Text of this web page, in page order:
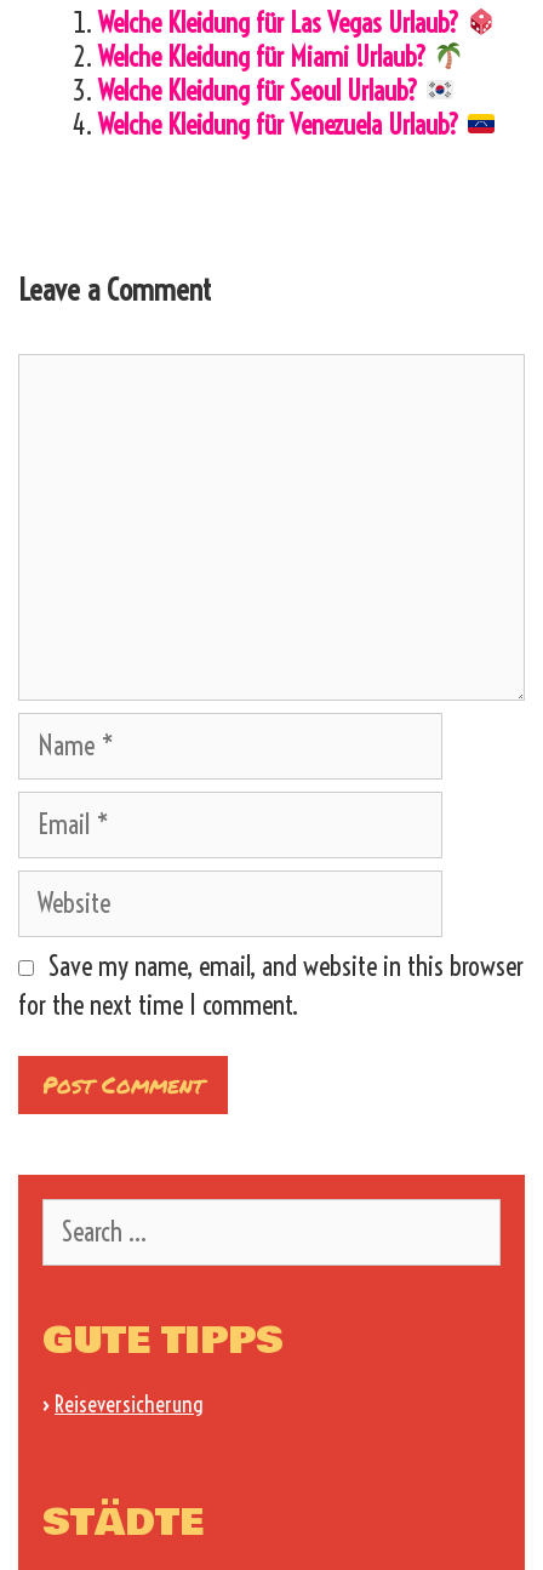
Welche Kleidung für Las Vegas Urlaub?
Welche Kleidung für Miami Urlaub?
Welche Kleidung für Seoul Urlaub?
Welche Kleidung für Venezuela Urlaub?
Leave a Comment
Name
Email
Website
Save my name, email, and website in this browser
for the next time I comment.
for:
GUTE TIPPS
› Reiseversicherung
STÄDTE